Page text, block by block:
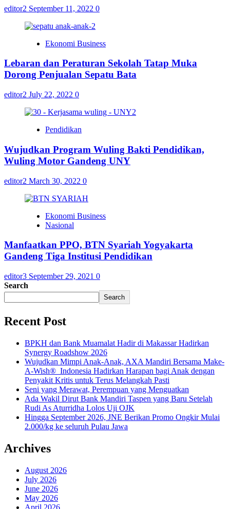
editor2 September 11, 2022 0
Ekonomi Business
Lebaran dan Peraturan Sekolah Tatap Muka
Dorong Penjualan Sepatu Bata
editor2 July 22, 2022 0
Pendidikan
Wujudkan Program Wuling Bakti Pendidikan,
Wuling Motor Gandeng UNY
editor2 March 30, 2022 0
Ekonomi Business
Nasional
Manfaatkan PPO, BTN Syariah Yogyakarta
Gandeng Tiga Institusi Pendidikan
editor3 September 29, 2021 0
Search
Search
Recent Post
BPKH dan Bank Muamalat Hadir di Makassar Hadirkan
Synergy Roadshow 2026
Wujudkan Mimpi Anak-Anak, AXA Mandiri Bersama Make-
A-Wish® Indonesia Hadirkan Harapan bagi Anak dengan
Penyakit Kritis untuk Terus Melangkah Pasti
Seni yang Merawat, Perempuan yang Menguatkan
Ada Wakil Dirut Bank Mandiri Taspen yang Baru Setelah
Rudi As Aturridha Lolos Uji OJK
Hingga September 2026, JNE Berikan Promo Ongkir Mulai
2.000/kg ke seluruh Pulau Jawa
Archives
August 2026
July 2026
June 2026
May 2026
April 2026